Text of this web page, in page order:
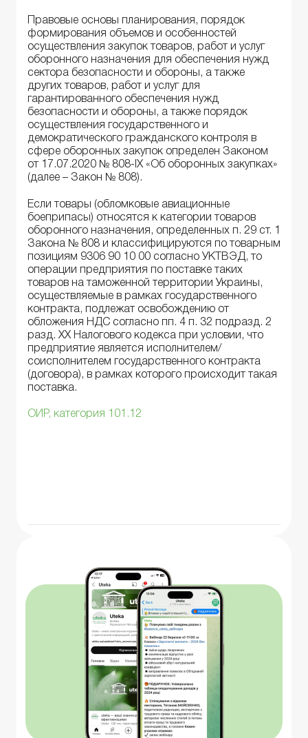
Правовые основы планирования, порядок
формирования объемов и особенностей
осуществления закупок товаров, работ и услуг
оборонного назначения для обеспечения нужд
сектора безопасности и обороны, а также
других товаров, работ и услуг для
гарантированного обеспечения нужд
безопасности и обороны, а также порядок
осуществления государственного и
демократического гражданского контроля в
сфере оборонных закупок определен Законом
от 17.07.2020 № 808-IX «Об оборонных закупках»
(далее – Закон № 808).
Если товары (обломковые авиационные
боеприпасы) относятся к категории товаров
оборонного назначения, определенных п. 29 ст. 1
Закона № 808 и классифицируются по товарным
позициям 9306 90 10 00 согласно УКТВЭД, то
операции предприятия по поставке таких
товаров на таможенной территории Украины,
осуществляемые в рамках государственного
контракта, подлежат освобождению от
обложения НДС согласно пп. 4 п. 32 подразд. 2
разд. XX Налогового кодекса при условии, что
предприятие является исполнителем/
соисполнителем государственного контракта
(договора), в рамках которого происходит такая
поставка.
ОИР, категория 101.12